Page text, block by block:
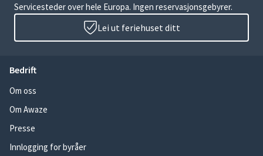
Servicesteder over hele Europa. Ingen reservasjonsgebyrer.
Lei ut feriehuset ditt
Bedrift
Om oss
Om Awaze
Presse
Innlogging for byråer